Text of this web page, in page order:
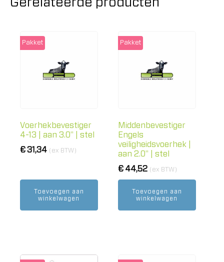
Voerhekbevestiger
4-13 | aan 3.0" | stel
Pakket
€31,34 (ex BTW)
Toevoegen aan
winkelwagen
Middenbevestiger
Engels
veiligheidsvoerhek |
aan 2.0" | stel
Pakket
€44,52 (ex BTW)
Toevoegen aan
winkelwagen